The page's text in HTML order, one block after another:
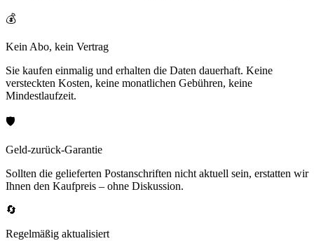
💰
Kein Abo, kein Vertrag
Sie kaufen einmalig und erhalten die Daten dauerhaft. Keine
versteckten Kosten, keine monatlichen Gebühren, keine
Mindestlaufzeit.
🛡️
Geld-zurück-Garantie
Sollten die gelieferten Postanschriften nicht aktuell sein, erstatten wir
Ihnen den Kaufpreis – ohne Diskussion.
🔄
Regelmäßig aktualisiert